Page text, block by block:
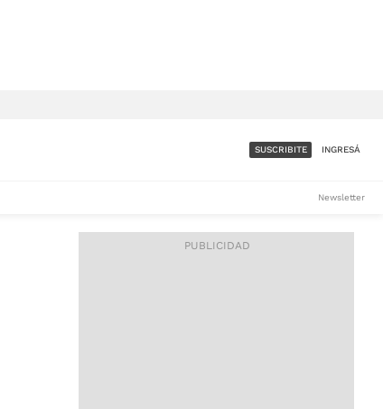
ACCESO FULL - $1.800/MES
SUSCRIBITE INGRESÁ
Newsletter